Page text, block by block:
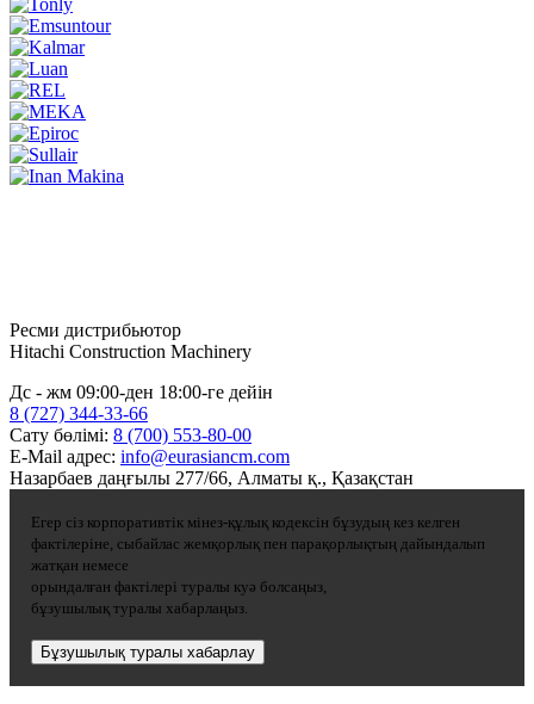
Ресми дистрибьютор
Hitachi Construction Machinery
Дс - жм 09:00-ден 18:00-ге дейін
8 (727) 344-33-66
Сату бөлімі: 8 (700) 553-80-00
E-Mail адрес: info@eurasiancm.com
Назарбаев даңғылы 277/66, Алматы қ., Қазақстан
Егер сіз корпоративтік мінез-құлық кодексін бұзудың кез келген
фактілеріне, сыбайлас жемқорлық пен парақорлықтың дайындалып
жатқан немесе
орындалған фактілері туралы куә болсаңыз,
бұзушылық туралы хабарлаңыз.
Бұзушылық туралы хабарлау